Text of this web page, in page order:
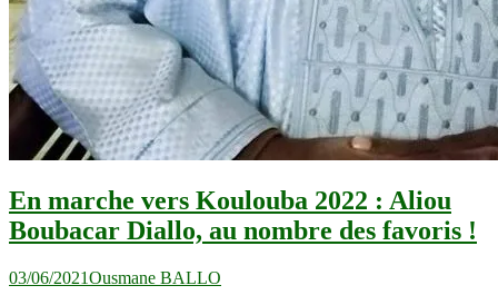
En marche vers Koulouba 2022 : Aliou
Boubacar Diallo, au nombre des favoris !
03/06/2021Ousmane BALLO